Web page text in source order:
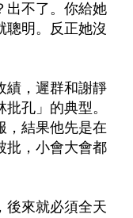
出不了。你給她
聰明。反正她沒
績，遲群和謝靜
孔」的典型。
，結果他先是在
批，小會大會都
後來就必須全天